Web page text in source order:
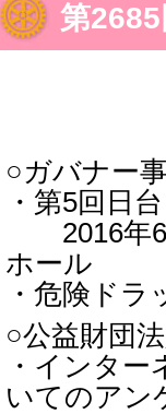
第
○ガバナー
・第5回日
2016年6
ホール
・危険ド
○公益財団
・インタ
いてのアン